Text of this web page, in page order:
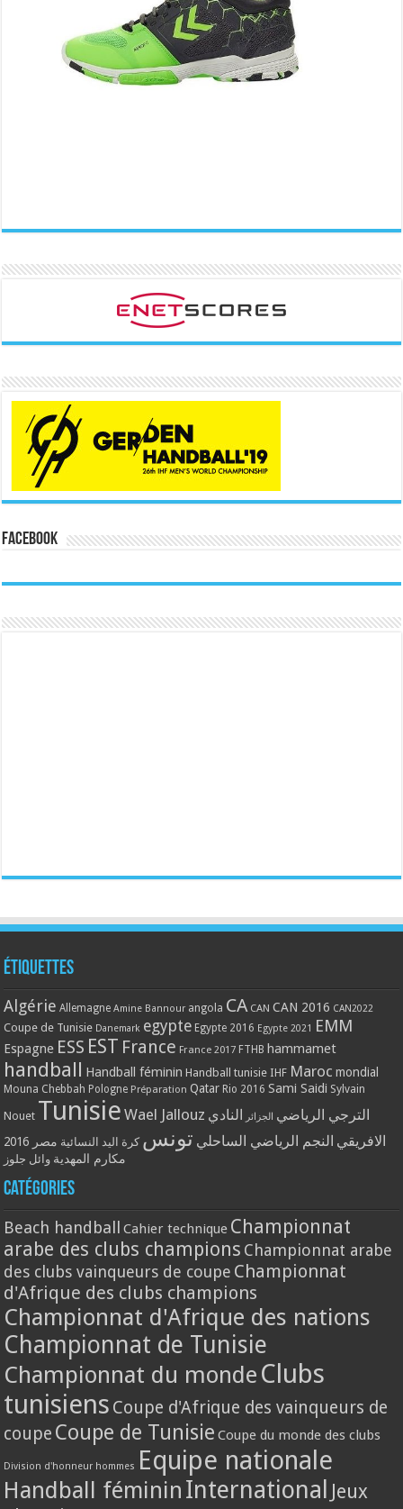
Facebook
Étiquettes
Algérie Allemagne Amine Bannour angola CA CAN CAN 2016 CAN2022
Coupe de Tunisie Danemark egypte Egypte 2016 Egypte 2021 EMM
Espagne ESS EST France France 2017 FTHB hammamet
handball Handball féminin Handball tunisie IHF Maroc mondial
Mouna Chebbah Pologne Préparation Qatar Rio 2016 Sami Saidi Sylvain
Nouet Tunisie Wael Jallouz الترجي الرياضي الجزائر
النادي
الافريقي النجم الرياضي الساحلي تونس كرة اليد النسائية مصر 2016
مكارم المهدية وائل جلوز
Catégories
Beach handball Cahier technique Championnat
arabe des clubs champions Championnat arabe
des clubs vainqueurs de coupe Championnat
d'Afrique des clubs champions
Championnat d'Afrique des nations
Championnat de Tunisie
Championnat du monde Clubs
tunisiens Coupe d'Afrique des vainqueurs de
coupe Coupe de Tunisie Coupe du monde des clubs
Division d'honneur hommes Equipe nationale
Handball féminin International Jeux